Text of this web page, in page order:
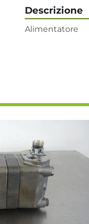
Descrizione
Alimentatore